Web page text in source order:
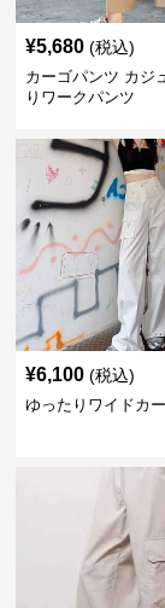
¥5,680 (税込)
カーゴパンツ カジ
りワークパンツ
¥6,100 (税込)
ゆったりワイドカ